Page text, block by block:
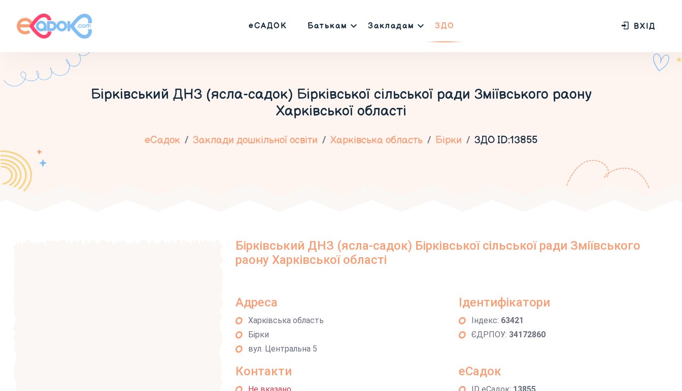
еСАДОК Батькам Закладам ЗДО ВХІД
Бірківський ДНЗ (ясла-садок) Бірківської сільської ради Зміївського раону
Харківської області
еСадок Заклади дошкільної освіти Харківська область Бірки ЗДО ID:13855
Бірківський ДНЗ (ясла-садок) Бірківської сільської ради Зміївського
раону Харківської області
Адреса
Харківська область
Бірки
вул. Центральна 5
Ідентифікатори
Індекс: 63421
ЄДРПОУ: 34172860
Контакти еСадок